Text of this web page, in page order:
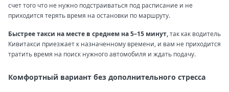
счет того что не нужно подстраиваться под расписание и не
приходится терять время на остановки по маршруту.
Быстрее такси на месте в среднем на 5–15 минут,так как водитель
Кивитакси приезжает к назначенному времени, и вам не приходится
тратить время на поиск нужного автомобиля и ждать подачу.
Комфортный вариант без дополнительного стресса